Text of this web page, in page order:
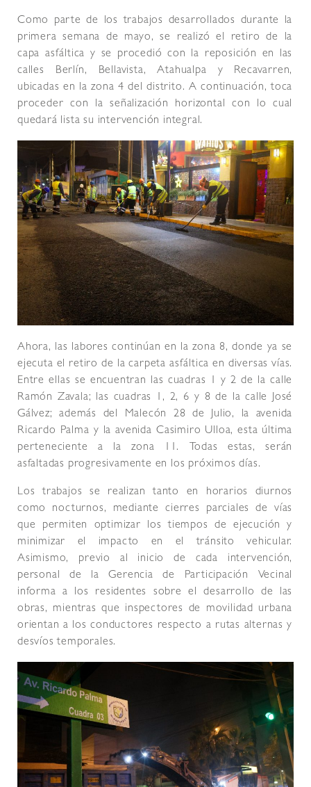
Como parte de los trabajos desarrollados durante la
primera semana de mayo, se realizó el retiro de la
capa asfáltica y se procedió con la reposición en las
calles Berlín, Bellavista, Atahualpa y Recavarren,
ubicadas en la zona 4 del distrito. A continuación, toca
proceder con la señalización horizontal con lo cual
quedará lista su intervención integral.
Ahora, las labores continúan en la zona 8, donde ya se
ejecuta el retiro de la carpeta asfáltica en diversas vías.
Entre ellas se encuentran las cuadras 1 y 2 de la calle
Ramón Zavala; las cuadras 1, 2, 6 y 8 de la calle José
Gálvez; además del Malecón 28 de Julio, la avenida
Ricardo Palma y la avenida Casimiro Ulloa, esta última
perteneciente a la zona 11. Todas estas, serán
asfaltadas progresivamente en los próximos días.
Los trabajos se realizan tanto en horarios diurnos
como nocturnos, mediante cierres parciales de vías
que permiten optimizar los tiempos de ejecución y
minimizar el impacto en el tránsito vehicular.
Asimismo, previo al inicio de cada intervención,
personal de la Gerencia de Participación Vecinal
informa a los residentes sobre el desarrollo de las
obras, mientras que inspectores de movilidad urbana
orientan a los conductores respecto a rutas alternas y
desvíos temporales.